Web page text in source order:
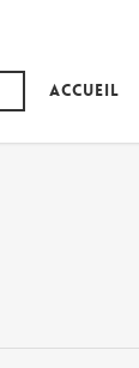
Accueil